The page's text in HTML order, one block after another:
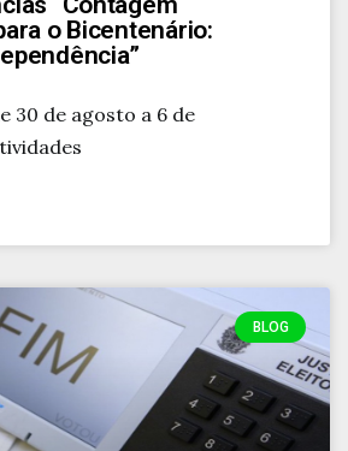
o Bicentenário:
30 de agosto a 6 de
BLOG